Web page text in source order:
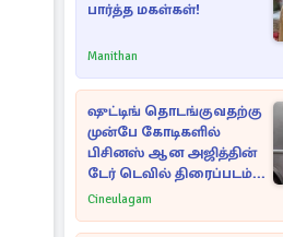
பார்த்த மகள்கள்!
Manithan
ஷுட்டிங் தொடங்குவதற்கு
முன்பே கோடிகளில்
பிசினஸ் ஆன அஜித்தின்
டேர் டெவில் திரைப்படம்...
Cineulagam